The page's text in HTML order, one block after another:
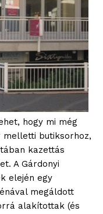
hogy mi még
melletti butiksorhoz,
kazettás
A Gárdonyi
elején egy
megáldott
alakítottak (és